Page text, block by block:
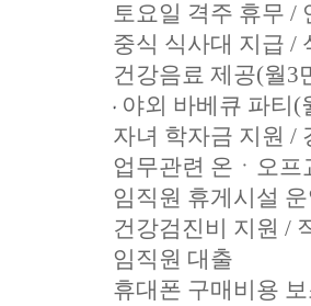
토요일 격주 휴무 /
중식 식사대 지급 /
건강음료 제공(월3
야외 바베큐 파티(
자녀 학자금 지원 /
업무관련 온ㆍ오
임직원 휴게시설
건강검진비 지원 /
임직원 대출
휴대폰 구매비용